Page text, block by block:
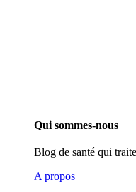
Qui sommes-nous
Blog de santé qui
A propos